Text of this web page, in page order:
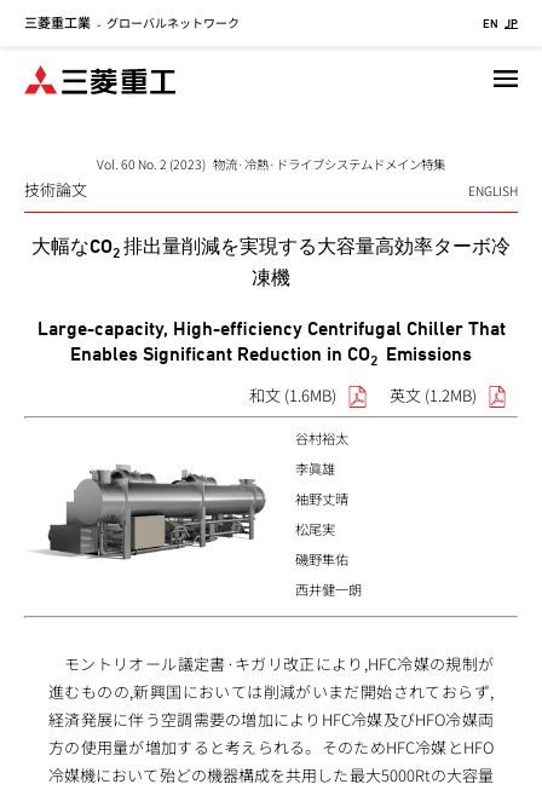
三菱重工業 - グローバルネットワーク EN JP
Vol. 60 No. 2 (2023) 物流·冷熱·ドライブシステムドメイン特集
技術論文 ENGLISH
大幅なCO2 排出量削減を実現する大容量高効率ターボ冷
凍機
Large-capacity, High-efficiency Centrifugal Chiller That
Enables Significant Reduction in CO2 Emissions
和文 (1.6MB)
英文 (1.2MB)
谷村裕太
李眞雄
袖野丈晴
松尾実
磯野隼佑
西井健一朗
モントリオール議定書·キガリ改正により,HFC冷媒の規制が
進むものの,新興国においては削減がいまだ開始されておらず,
経済発展に伴う空調需要の増加によりHFC冷媒及びHFO冷媒両
方の使用量が増加すると考えられる。そのためHFC冷媒とHFO
冷媒機において殆どの機器構成を共用した最大5000Rtの大容量